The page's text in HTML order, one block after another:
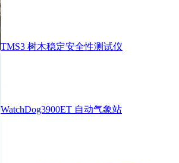
TMS3 树木稳定安全性测试仪
WatchDog3900ET 自动气象站